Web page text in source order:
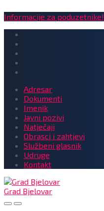
Informacije za poduzetnike!
Adresar
Dokumenti
Imenik
Javni pozivi
Natječaji
Obrasci i zahtjevi
Službeni glasnik
Udruge
Kontakt
Grad Bjelovar